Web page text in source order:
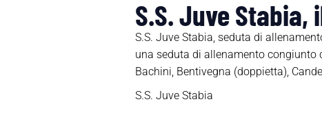
S.S. Juve
S.S. Juve Stabia, seduta di
una seduta di allenamento
Bachini, Bentivegna (doppietta),
S.S. Juve Stabia